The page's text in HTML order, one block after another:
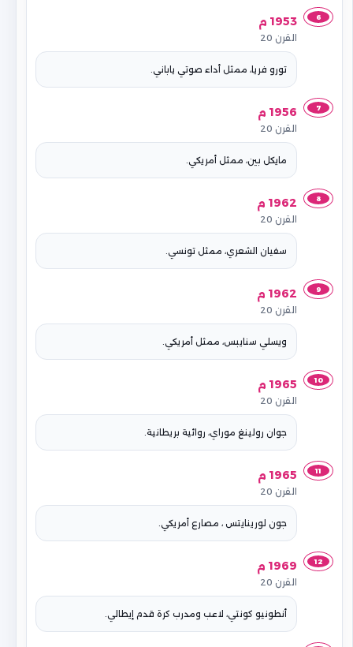
6 1953 م
القرن 20
تورو فريا، ممثل أداء صوتي ياباني.
7 1956 م
القرن 20
مايكل بين، ممثل أمريكي.
8 1962 م
القرن 20
سفيان الشعري، ممثل تونسي.
9 1962 م
القرن 20
ويسلي سنايبس، ممثل أمريكي.
10 1965 م
القرن 20
جوان رولينغ موراي، روائية بريطانية.
11 1965 م
القرن 20
جون لورينايتس ، مصارع أمريكي.
12 1969 م
القرن 20
أنطونيو كونتي، لاعب ومدرب كرة قدم إيطالي.